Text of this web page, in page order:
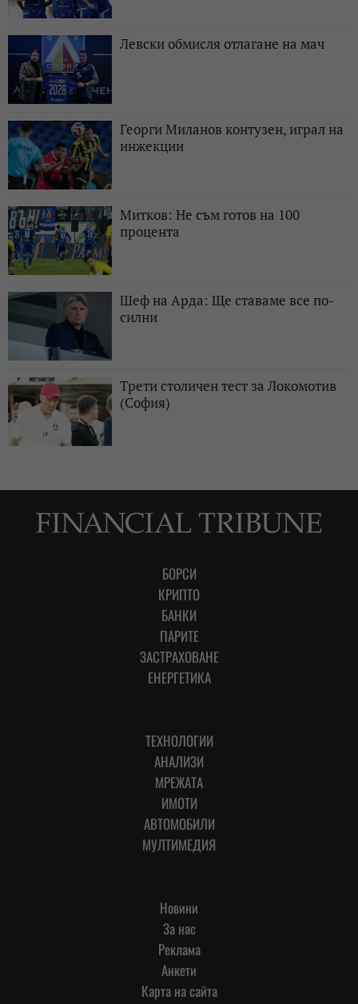
Левски обмисля отлагане на мач
Георги Миланов контузен, играл на
инжекции
Митков: Не съм готов на 100
процента
Шеф на Арда: Ще ставаме все по-
силни
Трети столичен тест за Локомотив
(София)
БОРСИ
КРИПТО
БАНКИ
ПАРИТЕ
ЗАСТРАХОВАНЕ
ЕНЕРГЕТИКА
ТЕХНОЛОГИИ
АНАЛИЗИ
МРЕЖАТА
ИМОТИ
АВТОМОБИЛИ
МУЛТИМЕДИЯ
Новини
За нас
Реклама
Анкети
Карта на сайта